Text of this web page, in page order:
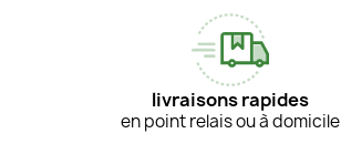
livraisons rapides
en point relais ou à domicile